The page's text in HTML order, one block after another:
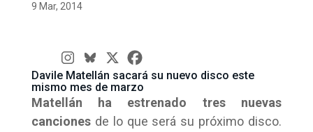
9 Mar, 2014
Davile Matellán sacará su nuevo disco este
mismo mes de marzo
Matellán ha estrenado tres nuevas
cancionesde lo que será su próximo disco.